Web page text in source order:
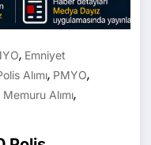
, Emniyet
Alımı, PMYO,
Memuru Alımı,